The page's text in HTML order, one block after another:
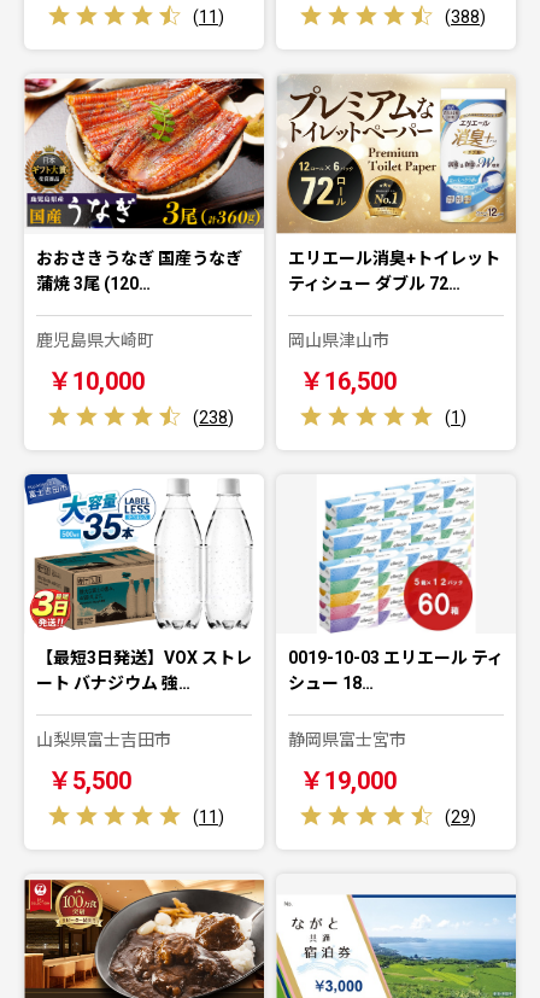
(11) (388)
おおさきうなぎ 国産うなぎ
蒲焼 3尾 (120…
鹿児島県大崎町
￥10,000
(238)
エリエール消臭+トイレット
ティシュー ダブル 72…
岡山県津山市
￥16,500
(1)
【最短3日発送】VOX ストレ
ート バナジウム 強…
山梨県富士吉田市
￥5,500
(11)
0019-10-03 エリエール ティ
シュー 18…
静岡県富士宮市
￥19,000
(29)